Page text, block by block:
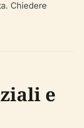
Chiedere
e